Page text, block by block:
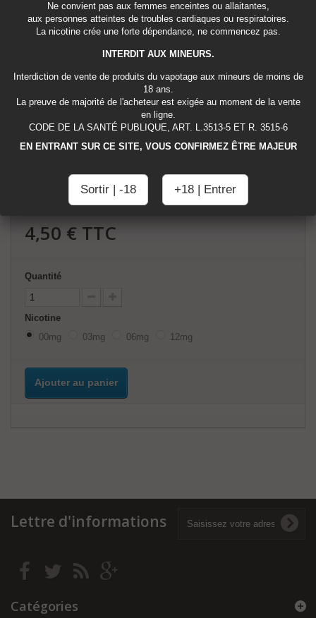
Le e-liquide USA Classic (néanmoins 100 % made in France) est un
blond à la saveur peu sucrée. La référence de chez D'LICE, une valeur
Disponible sous 4 concentrations de nicotine : 0 mg / 3mg / 6 mg et 12
10 ML. FABRIQUÉS EN FRANCE.
Tweet Partager Google+ Pinterest
Imprimer
4,50 € TTC
Quantité
Nicotine
00mg
03mg 06mg 12mg
Ajouter au panier
Lettre d'informations
Catégories
Ne convient pas aux femmes enceintes ou allaitantes,
aux personnes atteintes de troubles cardiaques ou respiratoires.
La nicotine crée une forte dépendance, ne commencez pas.
INTERDIT AUX MINEURS.
Interdiction de vente de produits du vapotage aux mineurs de moins de
18 ans.
La preuve de majorité de l'acheteur est exigée au moment de la vente
en ligne.
CODE DE LA SANTÉ PUBLIQUE, ART. L.3513-5 ET R. 3515-6
EN ENTRANT SUR CE SITE, VOUS CONFIRMEZ ÊTRE MAJEUR
Sortir | -18 +18 | Entrer